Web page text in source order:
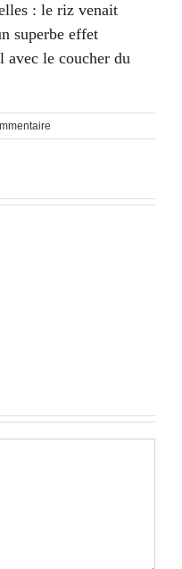
: le riz venait
superbe effet
avec le coucher du